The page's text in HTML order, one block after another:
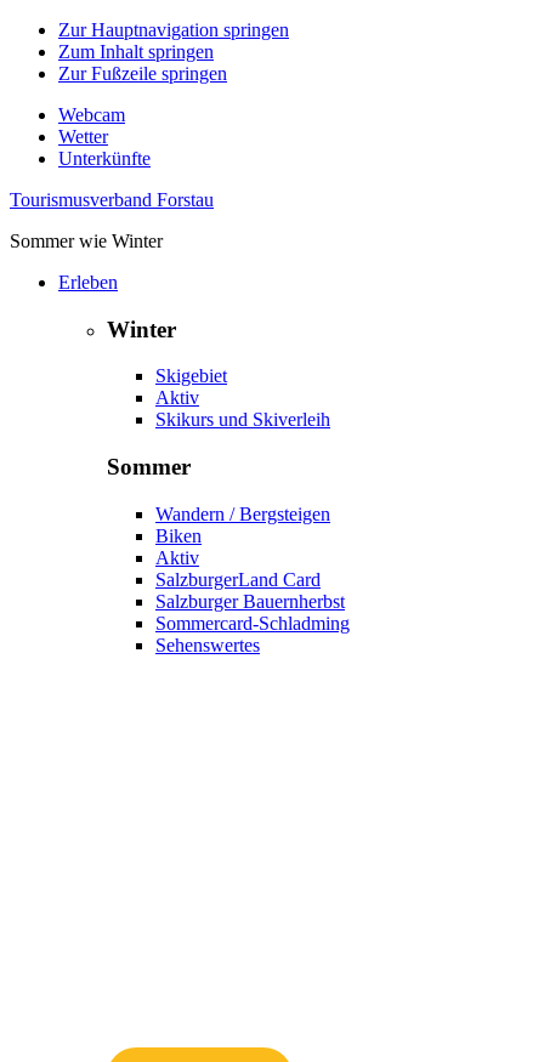
Zur Hauptnavigation springen
Zum Inhalt springen
Zur Fußzeile springen
Webcam
Wetter
Unterkünfte
Tourismusverband Forstau
Sommer wie Winter
Erleben
Winter
Skigebiet
Aktiv
Skikurs und Skiverleih
Sommer
Wandern / Bergsteigen
Biken
Aktiv
SalzburgerLand Card
Salzburger Bauernherbst
Sommercard-Schladming
Sehenswertes